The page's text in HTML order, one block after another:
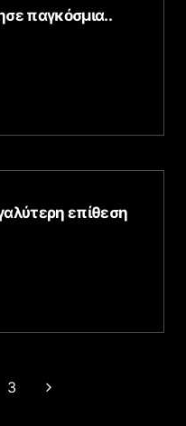
παγκόσμια..
επίθεση
3